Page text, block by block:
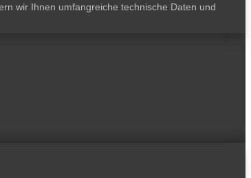
wir Ihnen umfangreiche technische Daten und